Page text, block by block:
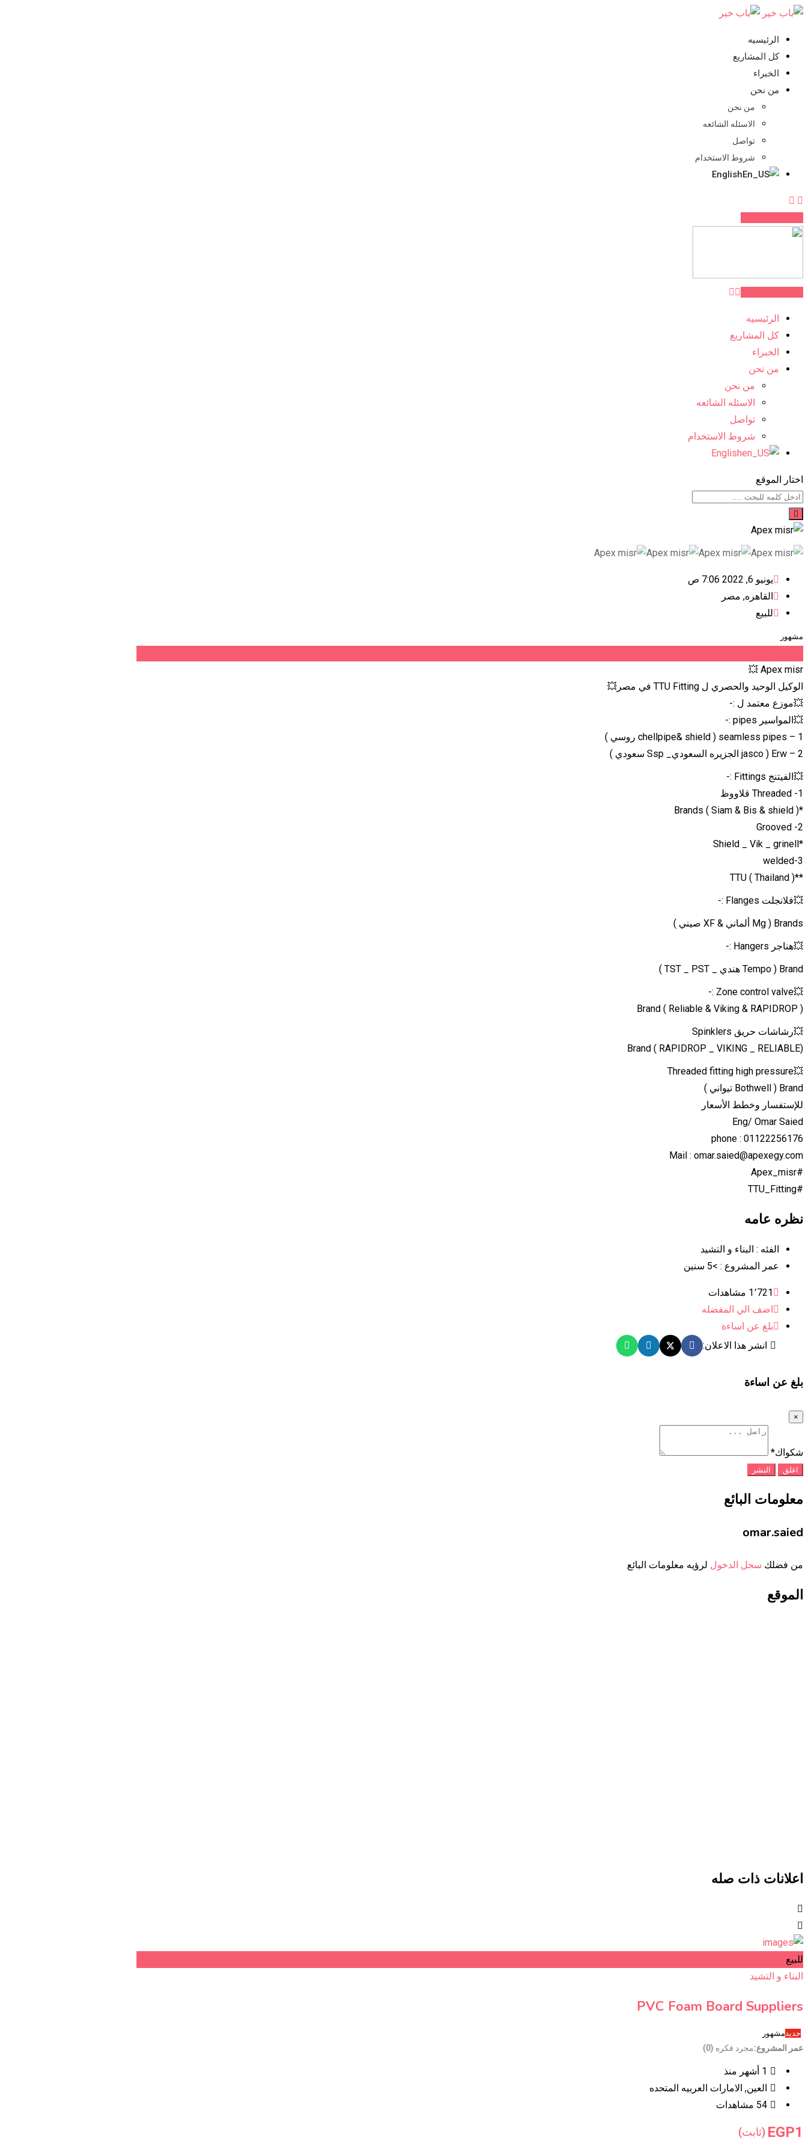
تخطي
الرئيسيه
كل المشاريع
الخبراء
من نحن
من نحن
الاسئله الشائعه
تواصل
شروط الاستخدام
English
الرئيسيه
كل المشاريع
الخبراء
من نحن
من نحن
الاسئله الشائعه
تواصل
شروط الاستخدام
English
اختار الموقع
يونيو 6, 2022 7:06 ص
القاهره, مصر
للبيع
مشهور
Apex misr 💥
الوكيل الوحيد والحصري ل TTU Fitting في مصر💥
💥موزع معتمد ل :-
💥المواسير pipes :-
1 – seamless pipes ( chellpipe& shield روسي )
2 – Erw ( jasco الجزيره السعودي_ Ssp سعودي )
💥الفيتنج Fittings :-
1- Threaded قلاووظ
*Brands ( Siam & Bis & shield )
2- Grooved
*Shield _ Vik _ grinell
3-welded
**TTU ( Thailand )
💥فلانجلت Flanges :-
Brands ( Mg ألماني & XF صيني )
💥هناجر Hangers :-
Brand ( Tempo هندي _ TST _ PST )
💥Zone control valve :-
Brand ( Reliable & Viking & RAPIDROP )
💥رشاشات حريق Spinklers
Brand ( RAPIDROP _ VIKING _ RELIABLE)
💥Threaded fitting high pressure
Brand ( Bothwell تيواني )
للإستفسار وخطط الأسعار
Eng/ Omar Saied
phone : 01122256176
Mail : omar.saied@apexegy.com
#Apex_misr
#TTU_Fitting
نظره عامه
الفئه : البناء و التشيد
عمر المشروع : >5 سنين
1٬721 مشاهدات
اضف الي المفضله
بلغ عن اساءة
انشر هذا الاعلان:
بلغ عن اساءة
×
شكواك*
اغلق النشر
معلومات البائع
omar.saied
من فضلك سجل الدخول لرؤيه معلومات البائع
الموقع
اعلانات ذات صله
للبيع
البناء و التشيد
PVC Foam Board Suppliers
جديدمشهور
عمر المشروع مجرد فكره (0)
1 أشهر منذ
العين, الامارات العربيه المتحده
54 مشاهدات
EGP1 (ثابت)